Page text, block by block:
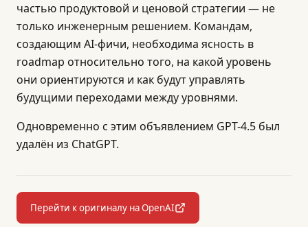
частью продуктовой и ценовой стратегии — не
только инженерным решением. Командам,
создающим AI-фичи, необходима ясность в
roadmap относительно того, на какой уровень
они ориентируются и как будут управлять
будущими переходами между уровнями.
Одновременно с этим объявлением GPT-4.5 был
удалён из ChatGPT.
Перейти к оригиналу на OpenAI